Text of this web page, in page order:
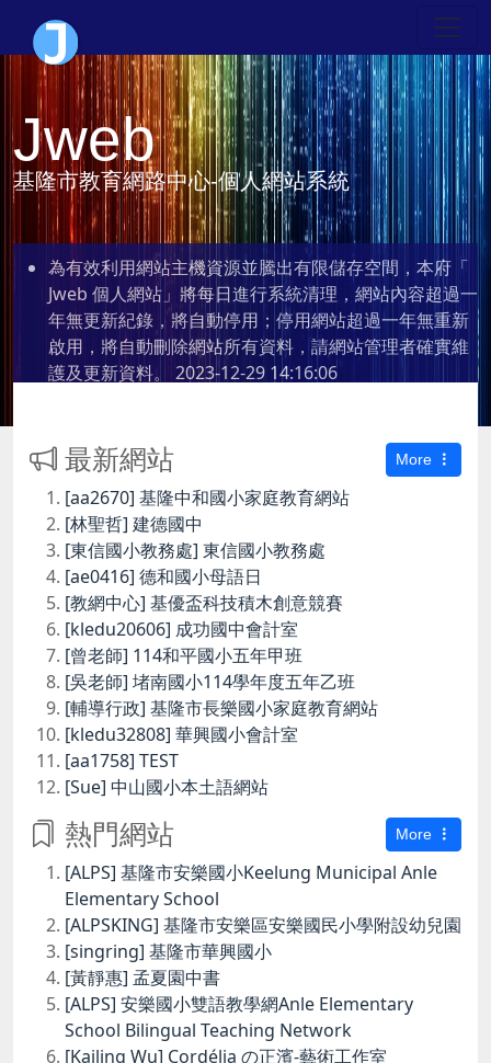
Jweb
基隆市教育網路中心-個人網站系統
為有效利用網站主機資源並騰出有限儲存空間，本府「
Jweb 個人網站」將每日進行系統清理，網站內容超過一
年無更新紀錄，將自動停用；停用網站超過一年無重新
啟用，將自動刪除網站所有資料，請網站管理者確實維
護及更新資料。 2023-12-29 14:16:06
最新網站 More
[aa2670] 基隆中和國小家庭教育網站
[林聖哲] 建德國中
[東信國小教務處] 東信國小教務處
[ae0416] 德和國小母語日
[教網中心] 基優盃科技積木創意競賽
[kledu20606] 成功國中會計室
[曾老師] 114和平國小五年甲班
[吳老師] 堵南國小114學年度五年乙班
[輔導行政] 基隆市長樂國小家庭教育網站
[kledu32808] 華興國小會計室
[aa1758] TEST
[Sue] 中山國小本土語網站
熱門網站 More
[ALPS] 基隆市安樂國小Keelung Municipal Anle
Elementary School
[ALPSKING] 基隆市安樂區安樂國民小學附設幼兒園
[singring] 基隆市華興國小
[黃靜惠] 孟夏園中書
[ALPS] 安樂國小雙語教學網Anle Elementary
School Bilingual Teaching Network
[Kailing Wu] Cordélia の正濱-藝術工作室